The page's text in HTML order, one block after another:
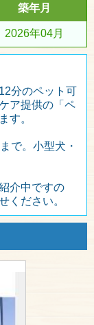
築年月
2026年04月
分のペット可
ア提供の「ペ
す。
で。小型犬・
介中ですの
ください。